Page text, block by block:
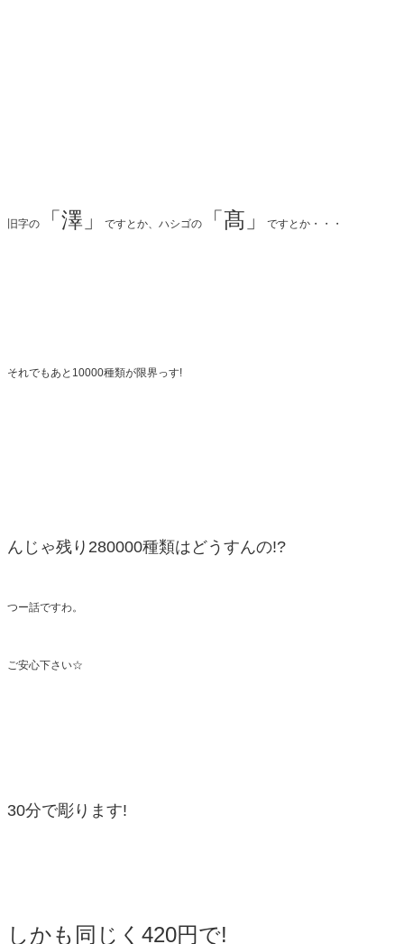
旧字の 「澤」 ですとか、ハシゴの 「髙」 ですとか・・・
それでもあと10000種類が限界っす!
んじゃ残り280000種類はどうすんの!?
つー話ですわ。
ご安心下さい☆
30分で彫ります!
しかも同じく420円で!